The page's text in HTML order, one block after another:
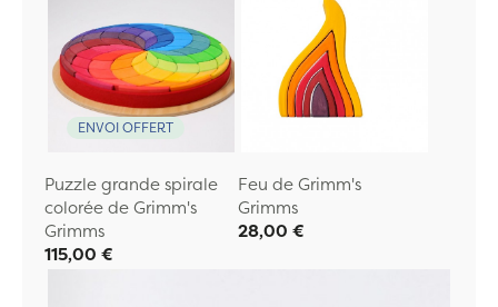
ENVOI OFFERT
Puzzle grande spirale
colorée de Grimm's
Grimms
115,00 €
Feu de Grimm's
Grimms
28,00 €